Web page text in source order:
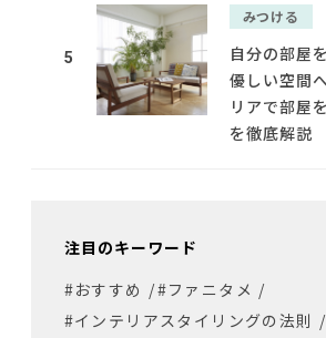
5
みつける
自分の部屋
優しい空間
リアで部屋
を徹底解説
注目のキーワード
#おすすめ /#ファニタメ /
#インテリアスタイリングの法則 /